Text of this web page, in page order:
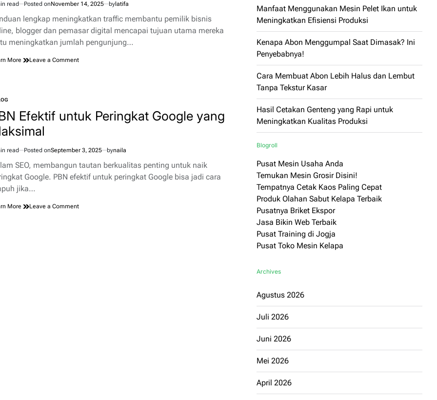
read Posted onNovember 14, 2025 bylatifa
lengkap meningkatkan traffic membantu pemilik bisnis
blogger dan pemasar digital mencapai tujuan utama mereka
meningkatkan jumlah pengunjung…
More Leave a Commenton
Efektif untuk Peringkat Google yang
read Posted onSeptember 3, 2025 bynaila
SEO, membangun tautan berkualitas penting untuk naik
Google. PBN efektif untuk peringkat Google bisa jadi cara
jika…
More Leave a Commenton
Manfaat Menggunakan Mesin Pelet Ikan untuk
Meningkatkan Efisiensi Produksi
Kenapa Abon Menggumpal Saat Dimasak? Ini
Penyebabnya!
Cara Membuat Abon Lebih Halus dan Lembut
Tanpa Tekstur Kasar
Hasil Cetakan Genteng yang Rapi untuk
Meningkatkan Kualitas Produksi
Blogroll
Pusat Mesin Usaha Anda
Temukan Mesin Grosir Disini!
Tempatnya Cetak Kaos Paling Cepat
Produk Olahan Sabut Kelapa Terbaik
Pusatnya Briket Ekspor
Jasa Bikin Web Terbaik
Pusat Training di Jogja
Pusat Toko Mesin Kelapa
Archives
Agustus 2026
Juli 2026
Juni 2026
Mei 2026
April 2026